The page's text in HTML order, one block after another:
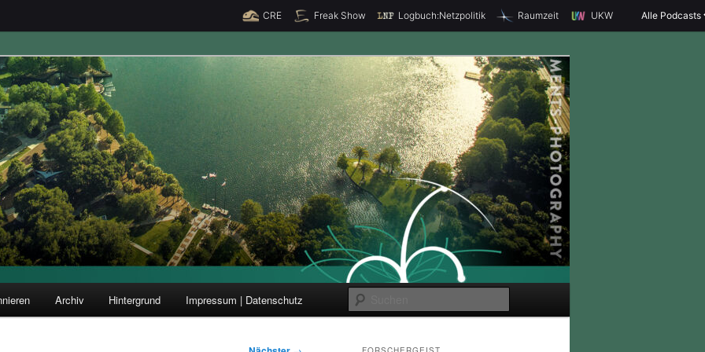
CRE Freak Show Logbuch:Netzpolitik Raumzeit UKW Alle Podcasts
und Forschung
u
Archiv Hintergrund Impressum | Datenschutz